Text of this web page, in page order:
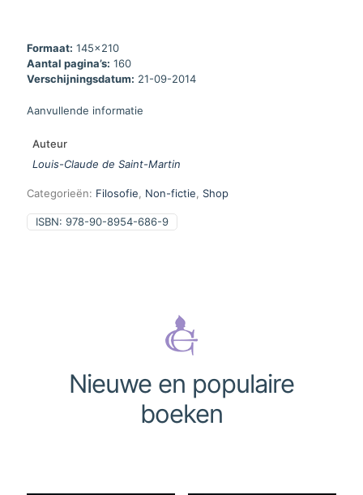
Formaat: 145x210
Aantal pagina’s: 160
Verschijningsdatum: 21-09-2014
Aanvullende informatie
Auteur
Louis-Claude de Saint-Martin
Categorieën: Filosofie Non-fictie Shop
ISBN: 978-90-8954-686-9
Nieuwe en populaire
boeken